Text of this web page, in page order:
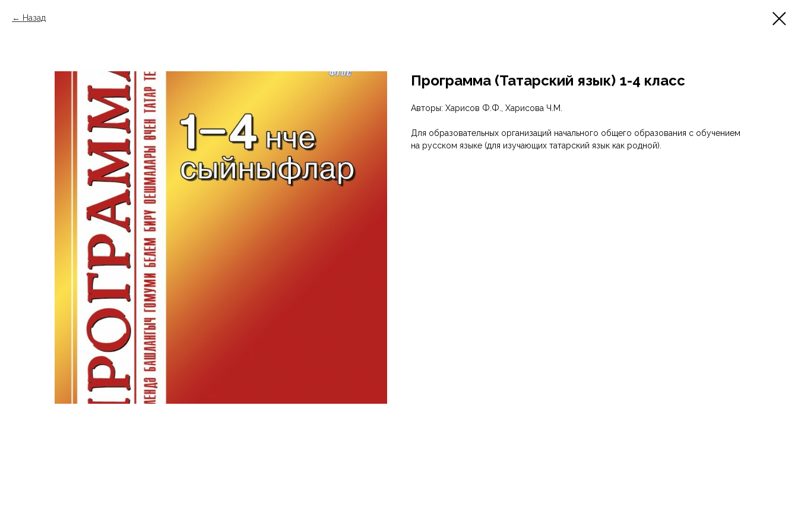
Назад
Программа (Татарский язык) 1-4 класс
Авторы: Харисов Ф.Ф., Харисова Ч.М.
Для образовательных организаций начального общего образования с обучением
на русском языке (для изучающих татарский язык как родной).